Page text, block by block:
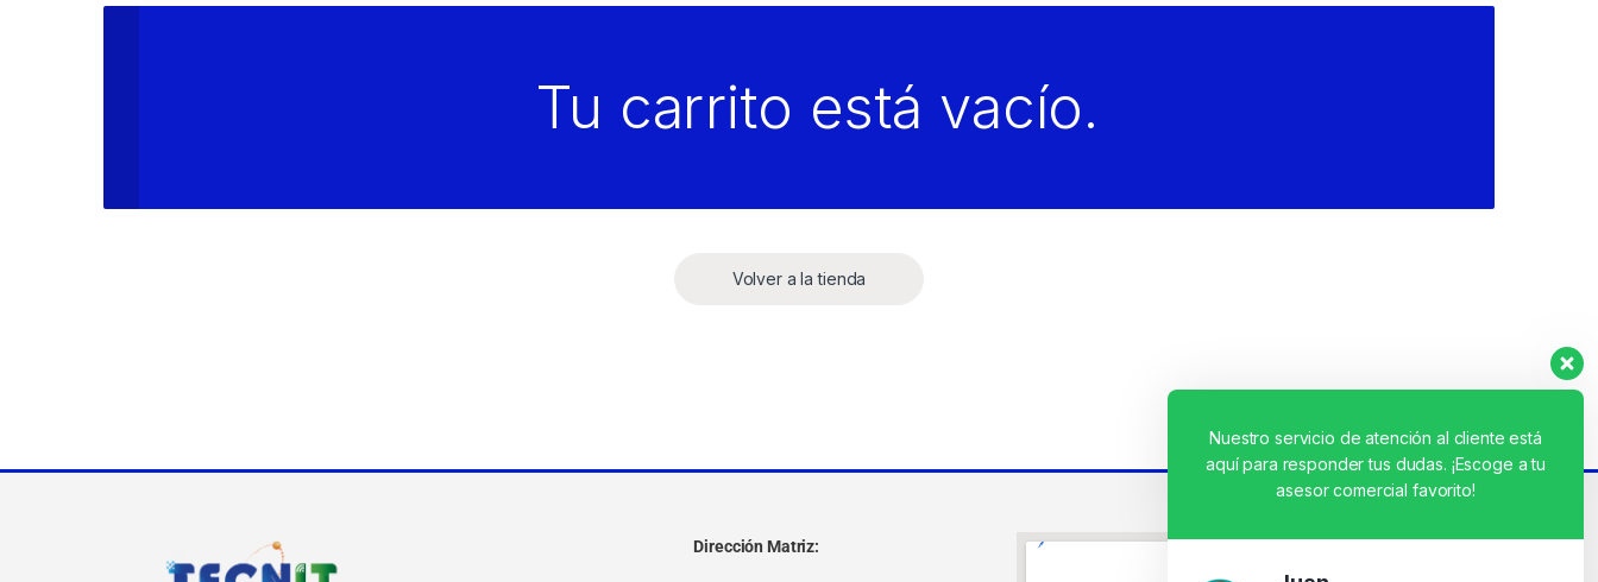
Tu carrito está vacío.
Volver a la tienda
Dirección Matriz:
Nuestro servicio de atención al cliente está
aquí para responder tus dudas. ¡Escoge a tu
asesor comercial favorito!